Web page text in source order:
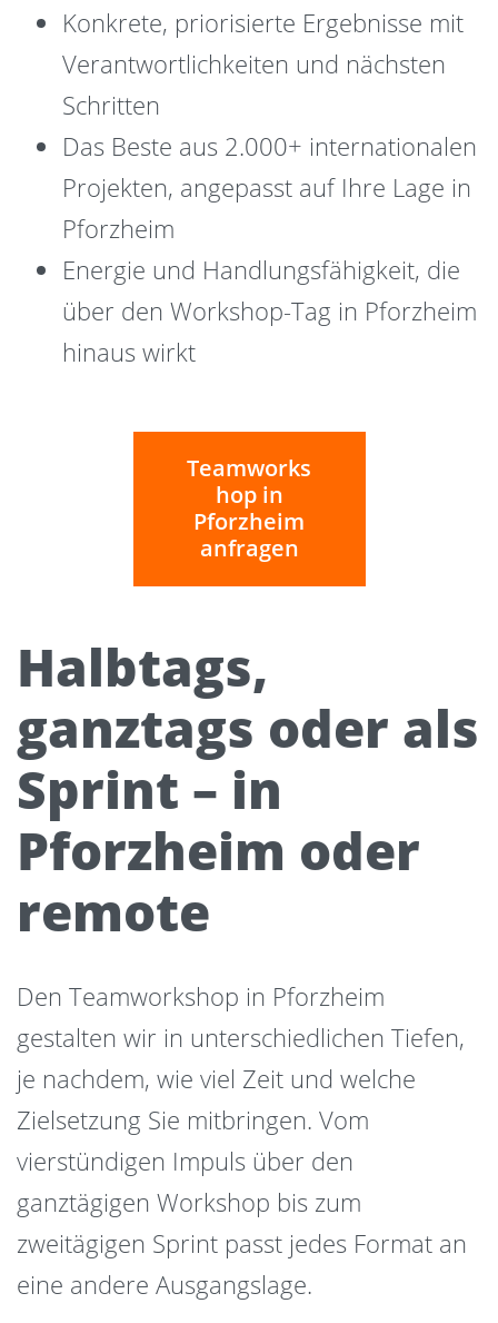
Konkrete, priorisierte Ergebnisse mit
Verantwortlichkeiten und nächsten
Schritten
Das Beste aus 2.000+ internationalen
Projekten, angepasst auf Ihre Lage in
Pforzheim
Energie und Handlungsfähigkeit, die
über den Workshop-Tag in Pforzheim
hinaus wirkt
Teamworks
hop in
Pforzheim
anfragen
Halbtags,
ganztags oder als
Sprint – in
Pforzheim oder
remote
Den Teamworkshop in Pforzheim
gestalten wir in unterschiedlichen Tiefen,
je nachdem, wie viel Zeit und welche
Zielsetzung Sie mitbringen. Vom
vierstündigen Impuls über den
ganztägigen Workshop bis zum
zweitägigen Sprint passt jedes Format an
eine andere Ausgangslage.